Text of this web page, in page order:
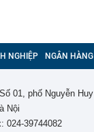
NGHIỆP NGÂN HÀNG
01, phố Nguyễn Huy
Nội
024-39744082